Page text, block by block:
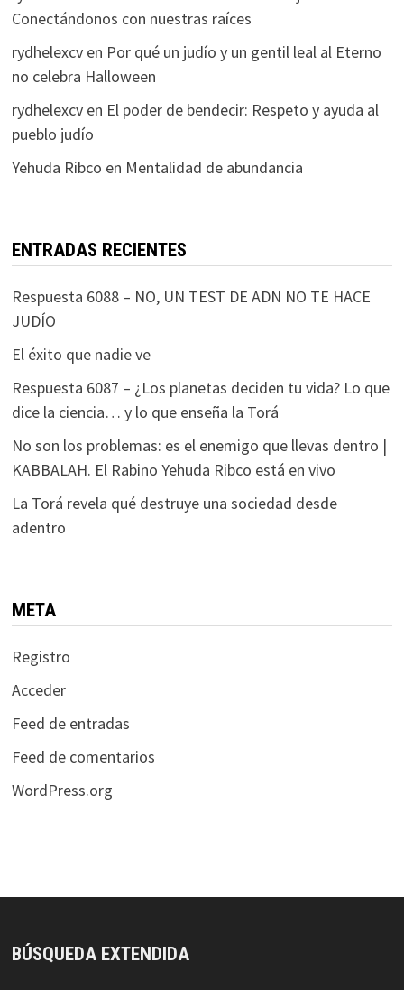
Conectándonos con nuestras raíces
rydhelexcven Por qué un judío y un gentil leal al Eterno
no celebra Halloween
rydhelexcven El poder de bendecir: Respeto y ayuda al
pueblo judío
Yehuda Ribco en Mentalidad de abundancia
ENTRADAS RECIENTES
Respuesta 6088 – NO, UN TEST DE ADN NO TE HACE
JUDÍO
El éxito que nadie ve
Respuesta 6087 – ¿Los planetas deciden tu vida? Lo que
dice la ciencia… y lo que enseña la Torá
No son los problemas: es el enemigo que llevas dentro |
KABBALAH. El Rabino Yehuda Ribco está en vivo
La Torá revela qué destruye una sociedad desde
adentro
META
Registro
Acceder
Feed de entradas
Feed de comentarios
WordPress.org
BÚSQUEDA EXTENDIDA